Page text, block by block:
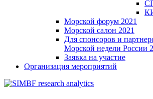
Морской форум 2021
Морской салон 2021
Для спонсоров и
Морской недели России
Заявка на участие
Организация мероприятий